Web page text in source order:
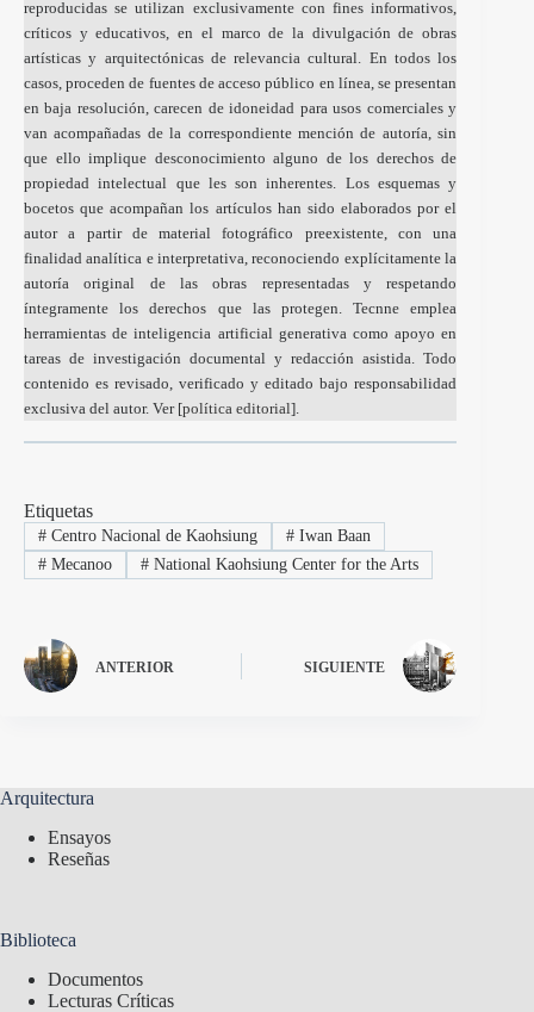
reproducidas se utilizan exclusivamente con fines informativos,
críticos y educativos, en el marco de la divulgación de obras
artísticas y arquitectónicas de relevancia cultural. En todos los
casos, proceden de fuentes de acceso público en línea, se presentan
en baja resolución, carecen de idoneidad para usos comerciales y
van acompañadas de la correspondiente mención de autoría, sin
que ello implique desconocimiento alguno de los derechos de
propiedad intelectual que les son inherentes. Los esquemas y
bocetos que acompañan los artículos han sido elaborados por el
autor a partir de material fotográfico preexistente, con una
finalidad analítica e interpretativa, reconociendo explícitamente la
autoría original de las obras representadas y respetando
íntegramente los derechos que las protegen. Tecnne emplea
herramientas de inteligencia artificial generativa como apoyo en
tareas de investigación documental y redacción asistida. Todo
contenido es revisado, verificado y editado bajo responsabilidad
exclusiva del autor. Ver [política editorial].
Etiquetas
#Centro Nacional de Kaohsiung #Iwan Baan
#Mecanoo #National Kaohsiung Center for the Arts
ANTERIOR SIGUIENTE
Arquitectura
Ensayos
Reseñas
Biblioteca
Documentos
Lecturas Críticas